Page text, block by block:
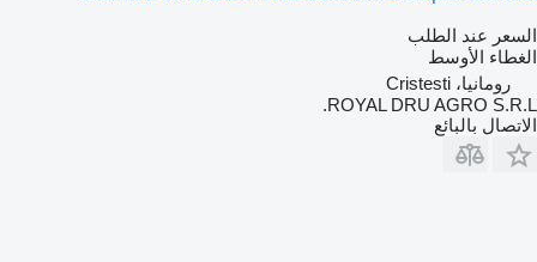
السعر عند الطلب
الغطاء الأوسط
رومانيا، Cristesti
ROYAL DRU AGRO S.R.L.
الاتصال بالبائع